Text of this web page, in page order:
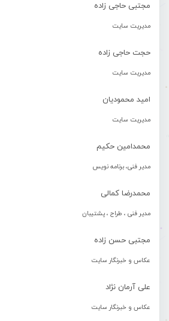
مجتبی حاجی زاده
مدیریت سایت
حجت حاجی زاده
مدیریت سایت
امید محمودیان
مدیریت سایت
محمدامین حکیم
مدیر فنی، برنامه نویس
محمدرضا کمالی
مدیر فنی ، طراح ، پشتیبان
مجتبی حسن زاده
عکاس و خبرنگار سایت
علی آرمان نژاد
عکاس و خبرنگار سایت